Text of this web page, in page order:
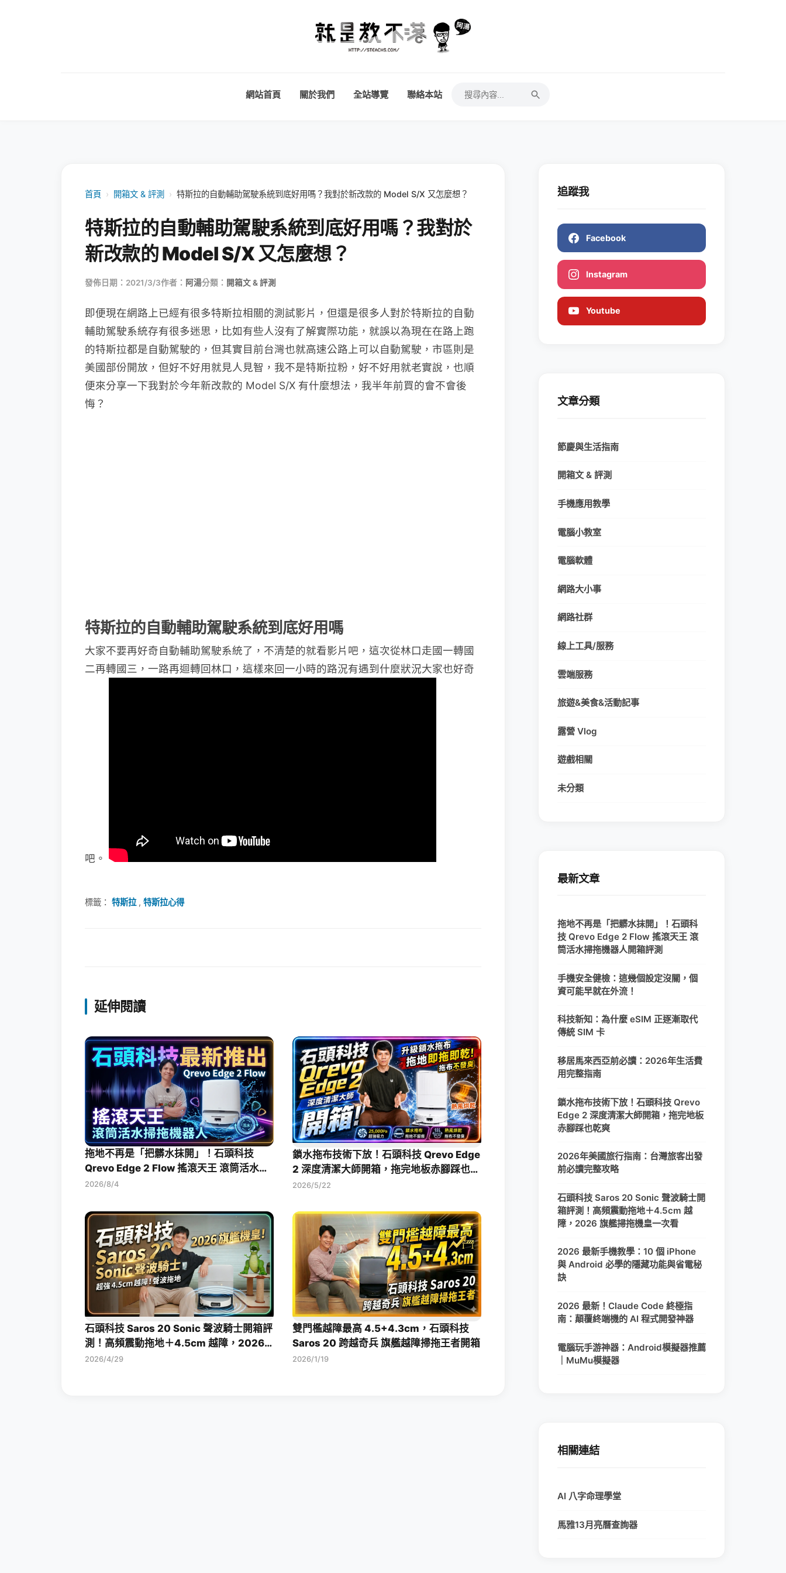
網站首頁 關於我們 全站導覽 聯絡本站
首頁 › 開箱文 & 評測 › 特斯拉的自動輔助駕駛系統到底好用嗎？我對於新改款的 Model S/X 又怎麼想？
特斯拉的自動輔助駕駛系統到底好用嗎？我對於
新改款的 Model S/X 又怎麼想？
發佈日期：2021/3/3作者： 阿湯分類： 開箱文 & 評測
即便現在網路上已經有很多特斯拉相關的測試影片，但還是很多人對於特斯拉的自動
輔助駕駛系統存有很多迷思，比如有些人沒有了解實際功能，就誤以為現在在路上跑
的特斯拉都是自動駕駛的，但其實目前台灣也就高速公路上可以自動駕駛，市區則是
美國部份開放，但好不好用就見人見智，我不是特斯拉粉，好不好用就老實說，也順
便來分享一下我對於今年新改款的 Model S/X 有什麼想法，我半年前買的會不會後
悔？
特斯拉的自動輔助駕駛系統到底好用嗎
大家不要再好奇自動輔助駕駛系統了，不清楚的就看影片吧，這次從林口走國一轉國
二再轉國三，一路再迴轉回林口，這樣來回一小時的路況有遇到什麼狀況大家也好奇
吧。
標籤： 特斯拉 , 特斯拉心得
延伸閱讀
拖地不再是「把髒水抹開」！石頭科技
Qrevo Edge 2 Flow 搖滾天王 滾筒活水掃
拖機器人開箱評測
2026/8/4
鎖水拖布技術下放！石頭科技 Qrevo Edge
2 深度清潔大師開箱，拖完地板赤腳踩也乾
爽
2026/5/22
石頭科技 Saros 20 Sonic 聲波騎士開箱評
測！高頻震動拖地＋4.5cm 越障，2026
旗艦掃拖機皇一次看
2026/4/29
雙門檻越障最高 4.5+4.3cm，石頭科技
Saros 20 跨越奇兵 旗艦越障掃拖王者開箱
2026/1/19
追蹤我
Facebook
Instagram
Youtube
文章分類
節慶與生活指南
開箱文 & 評測
手機應用教學
電腦小教室
電腦軟體
網路大小事
網路社群
線上工具/服務
雲端服務
旅遊&美食&活動記事
露營 Vlog
遊戲相關
未分類
最新文章
拖地不再是「把髒水抹開」！石頭科
技 Qrevo Edge 2 Flow 搖滾天王 滾
筒活水掃拖機器人開箱評測
手機安全健檢：這幾個設定沒關，個
資可能早就在外流！
科技新知：為什麼 eSIM 正逐漸取代
傳統 SIM 卡
移居馬來西亞前必讀：2026年生活費
用完整指南
鎖水拖布技術下放！石頭科技 Qrevo
Edge 2 深度清潔大師開箱，拖完地板
赤腳踩也乾爽
2026年美國旅行指南：台灣旅客出發
前必讀完整攻略
石頭科技 Saros 20 Sonic 聲波騎士開
箱評測！高頻震動拖地＋4.5cm 越
障，2026 旗艦掃拖機皇一次看
2026 最新手機教學：10 個 iPhone
與 Android 必學的隱藏功能與省電秘
訣
2026 最新！Claude Code 終極指
南：顛覆終端機的 AI 程式開發神器
電腦玩手游神器：Android模擬器推薦
｜MuMu模擬器
相關連結
AI 八字命理學堂
馬雅13月亮曆查詢器